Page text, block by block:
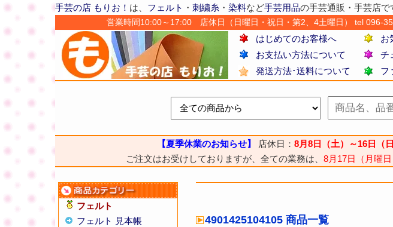
手芸の店 もりお！ は、 フェルト ・ 刺繍糸 ・ 染料など手芸用品の手芸通販・手芸店で
営業時間10:00～17:00 店休日（日曜日・祝日・第2、4土曜日） tel 096-
はじめてのお客様へ お
お支払い方法について チ
発送方法･送料について
フ
【夏季休業のお知らせ】 店休日： 8月8日（土）～16日（日
ご注文はお受けしておりますが、全ての業務は、 8月17日（月曜
フェルト
フェルト 見本帳
4901425104105 商品一覧